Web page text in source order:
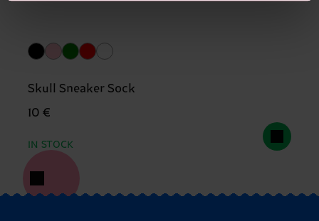
Skull Sneaker Sock
10 €
IN STOCK